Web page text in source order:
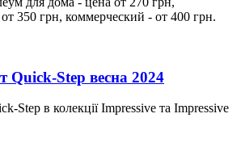
350 грн, коммерческий - от 400 грн.
Quick-Step весна 2024
Step в колекції Impressive та Impressive